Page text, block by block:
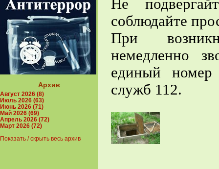
Не
соблюдайте
При
немедленно
единый номер
служб 112.
Архив
Август 2026 (8)
Июль 2026 (63)
Июнь 2026 (71)
Май 2026 (69)
Апрель 2026 (72)
Март 2026 (72)
Показать / скрыть весь архив